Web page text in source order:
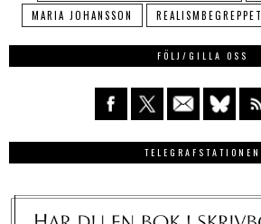
MARIA JOHANSSON REALISMBEGREPPET
FÖLJ/GILLA OSS
TELEGRAFSTATIONEN